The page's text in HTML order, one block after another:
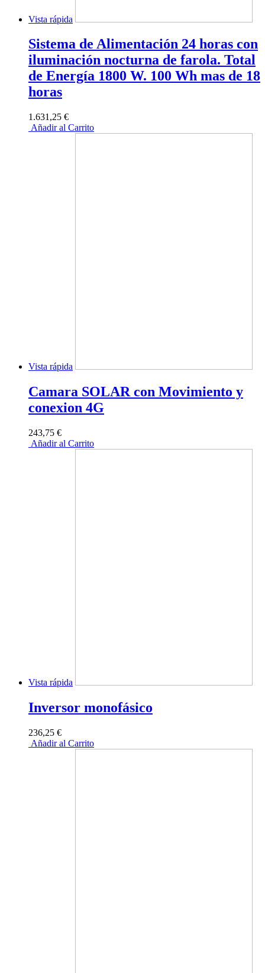
Vista rápida
Sistema de Alimentación 24 horas con
iluminación nocturna de farola. Total
de Energía 1800 W. 100 Wh mas de 18
horas
1.631,25 €
Añadir al Carrito
Vista rápida
Camara SOLAR con Movimiento y
conexion 4G
243,75 €
Añadir al Carrito
Vista rápida
Inversor monofásico
236,25 €
Añadir al Carrito